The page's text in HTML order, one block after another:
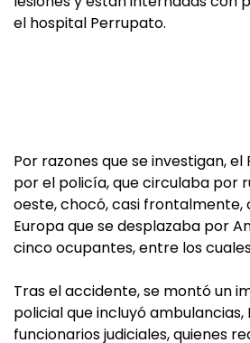
el hospital Perrupato.
Por razones que se investigan,
por el policía, que circulaba por
oeste, chocó, casi frontalmente,
Europa que se desplazaba por
cinco ocupantes, entre los
Tras el accidente, se montó un
policial que incluyó
funcionarios judiciales, quienes